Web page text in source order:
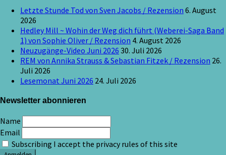
Letzte Stunde Tod von Sven Jacobs / Rezension 6. August
2026
Hedley Mill ~ Wohin der Weg dich führt (Weberei-Saga Band
1) von Sophie Oliver / Rezension 4. August 2026
Neuzugänge-Video Juni 2026 30. Juli 2026
REM von Annika Strauss & Sebastian Fitzek / Rezension 26.
Juli 2026
Lesemonat Juni 2026 24. Juli 2026
Newsletter abonnieren
Name
Email
Subscribing I accept the privacy rules of this site